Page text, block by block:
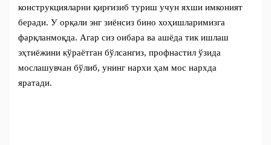
конструкцияларни қирғизиб туриш учун яхши имконият
беради. У орқали энг зиёнсиз бино хоҳишларимизга
фарқланмоқда. Агар сиз оибара ва ашёда тик ишлаш
эҳтиёжини кўраётган бўлсангиз, профнастил ўзида
мослашувчан бўлиб, унинг нархи ҳам мос нархда
яратади.